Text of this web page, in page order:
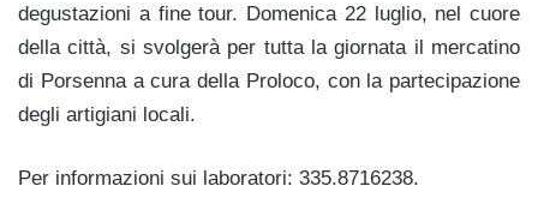
degustazioni a fine tour. Domenica 22 luglio, nel cuore
della città, si svolgerà per tutta la giornata il mercatino
di Porsenna a cura della Proloco, con la partecipazione
degli artigiani locali.
Per informazioni sui laboratori: 335.8716238.